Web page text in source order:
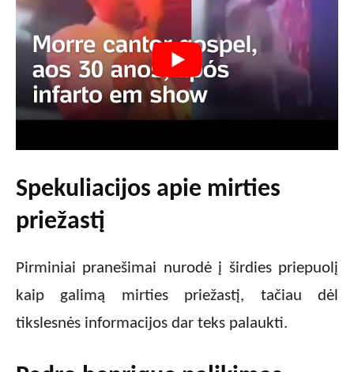
Spekuliacijos apie mirties
priežastį
Pirminiai pranešimai nurodė į širdies priepuolį
kaip galimą mirties priežastį, tačiau dėl
tikslesnės informacijos dar teks palaukti.